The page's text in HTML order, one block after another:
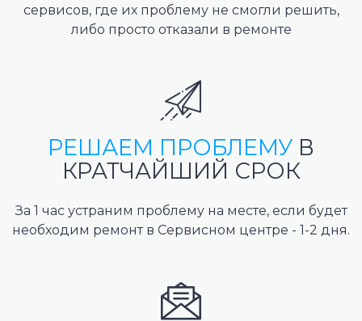
сервисов, где их проблему не смогли решить,
либо просто отказали в ремонте
РЕШАЕМ ПРОБЛЕМУ В
КРАТЧАЙШИЙ СРОК
За 1 час устраним проблему на месте, если будет
необходим ремонт в Сервисном центре - 1-2 дня.